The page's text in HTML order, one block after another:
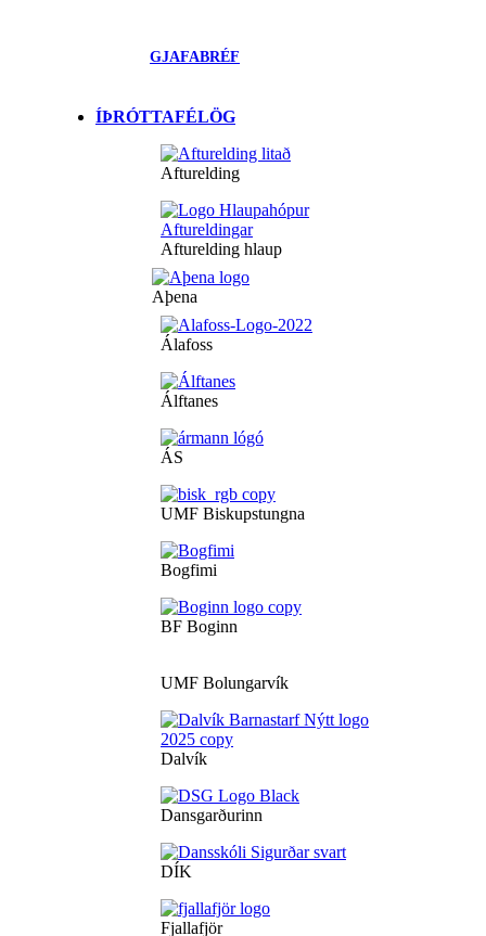
GJAFABRÉF
ÍÞRÓTTAFÉLÖG
Afturelding
Afturelding hlaup
Aþena
Álafoss
Álftanes
ÁS
UMF Biskupstungna
Bogfimi
BF Boginn
UMF Bolungarvík
Dalvík
Dansgarðurinn
DÍK
Fjallafjör